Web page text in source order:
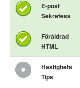
E-post
Sekretess
Föråldrad
HTML
Hastighets
Tips